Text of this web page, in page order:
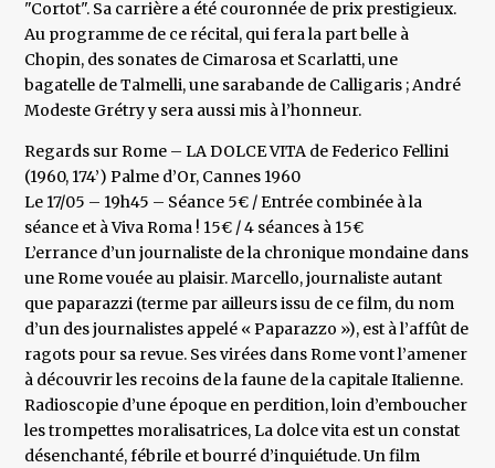
"Cortot". Sa carrière a été couronnée de prix prestigieux.
Au programme de ce récital, qui fera la part belle à
Chopin, des sonates de Cimarosa et Scarlatti, une
bagatelle de Talmelli, une sarabande de Calligaris ; André
Modeste Grétry y sera aussi mis à l’honneur.
Regards sur Rome – LA DOLCE VITA de Federico Fellini
(1960, 174’) Palme d’Or, Cannes 1960
Le 17/05 – 19h45 – Séance 5€ / Entrée combinée à la
séance et à Viva Roma ! 15€ / 4 séances à 15€
L’errance d’un journaliste de la chronique mondaine dans
une Rome vouée au plaisir. Marcello, journaliste autant
que paparazzi (terme par ailleurs issu de ce film, du nom
d’un des journalistes appelé « Paparazzo »), est à l’affût de
ragots pour sa revue. Ses virées dans Rome vont l’amener
à découvrir les recoins de la faune de la capitale Italienne.
Radioscopie d’une époque en perdition, loin d’emboucher
les trompettes moralisatrices, La dolce vita est un constat
désenchanté, fébrile et bourré d’inquiétude. Un film